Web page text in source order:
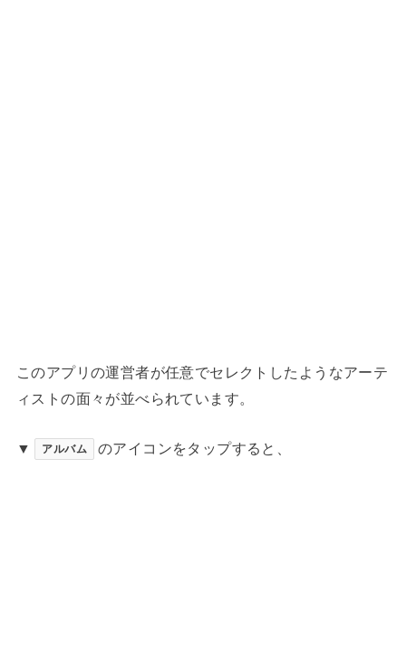
このアプリの運営者が任意でセレクトしたようなアーテ
ィストの面々が並べられています。
▼ アルバム のアイコンをタップすると、